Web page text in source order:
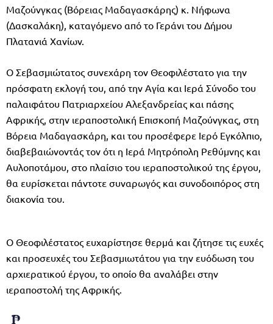
Μαζούνγκας (Βόρειας Μαδαγασκάρης) κ. Νήφωνα
(Δασκαλάκη), καταγόμενο από το Γεράνι του Δήμου
Πλατανιά Χανίων.
Ο Σεβασμιώτατος συνεχάρη τον Θεοφιλέστατο για την
πρόσφατη εκλογή του, από την Αγία και Ιερά Σύνοδο του
παλαιφάτου Πατριαρχείου Αλεξανδρείας και πάσης
Αφρικής, στην ιεραποστολική Επισκοπή Μαζούνγκας, στη
Βόρεια Μαδαγασκάρη, και του προσέφερε Ιερό Εγκόλπιο,
διαβεβαιώνοντάς τον ότι η Ιερά Μητρόπολη Ρεθύμνης και
Αυλοποτάμου, στο πλαίσιο του ιεραποστολικού της έργου,
θα ευρίσκεται πάντοτε συναρωγός και συνοδοιπόρος στη
διακονία του.
Ο Θεοφιλέστατος ευχαρίστησε θερμά και ζήτησε τις ευχές
και προσευχές του Σεβασμιωτάτου για την ευόδωση του
αρχιερατικού έργου, το οποίο θα αναλάβει στην
ιεραποστολή της Αφρικής.